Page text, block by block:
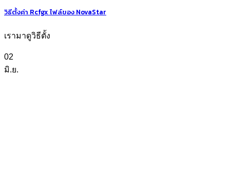
วิธีตั้งค่า Rcfgx ไฟล์ของ NovaStar
เรามาดูวิธีตั้ง
02
มิ.ย.